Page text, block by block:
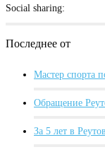
Social sharing:
Последнее от
Мастер спорта
Обращение
За 5 лет в